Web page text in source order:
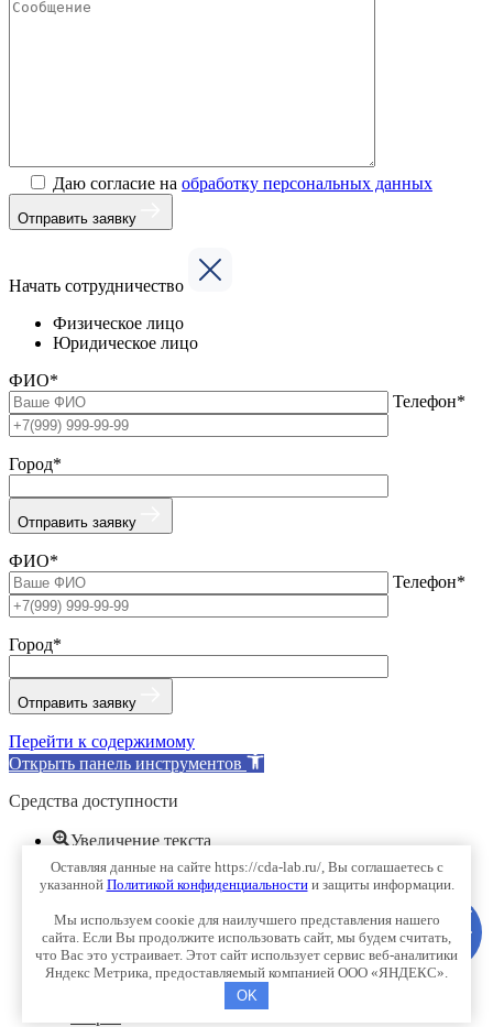
Даю согласие на обработку персональных данных
Отправить заявку
Начать сотрудничество
Физическое лицо
Юридическое лицо
ФИО*
Телефон*
Город*
Отправить заявку
ФИО*
Телефон*
Город*
Отправить заявку
Перейти к содержимому
Открыть панель инструментов
Средства доступности
Увеличение текста
Уменьшение текста
Оттенки серого
Негативный контраст
Светлый фон
Подчёркивание ссылок
Оставляя данные на сайте https://cda-lab.ru/, Вы соглашаетесь с
указанной Политикой конфиденциальностии защиты информации.
Мы используем соокіе для наилучшего представления нашего
сайта. Если Вы продолжите использовать сайт, мы будем считать,
что Вас это устраивает. Этот сайт использует сервис веб-аналитики
Яндекс Метрика, предоставляемый компанией ООО «ЯНДЕКС».
OK